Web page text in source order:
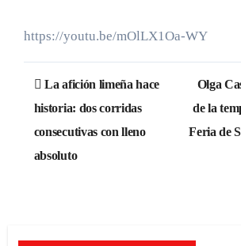
https://youtu.be/mOlLX1Oa-WY
Navegación
de
entradas
La afición limeña hace
historia: dos corridas
consecutivas con lleno
absoluto
Olga
de la
Feria de